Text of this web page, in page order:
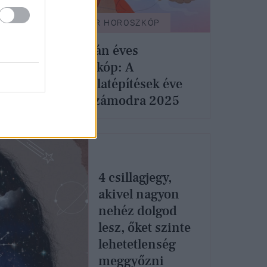
GLAMOUR HOROSZKÓP
Oroszlán éves
horoszkóp: A
kapcsolatépítések éve
lehet számodra 2025
4 csillagjegy,
akivel nagyon
nehéz dolgod
lesz, őket szinte
lehetetlenség
meggyőzni